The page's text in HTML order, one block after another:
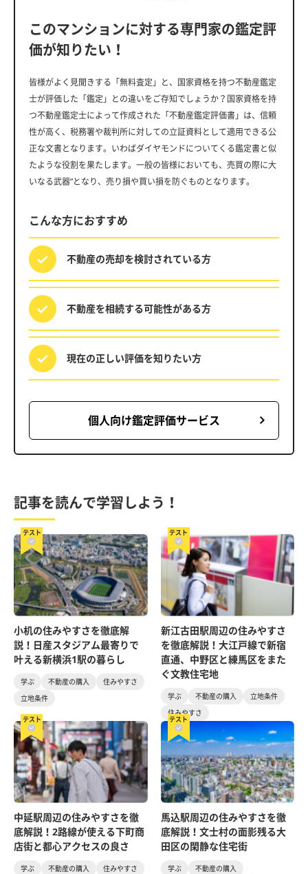
このマンションに対する専門家の鑑定評
価が知りたい！
皆様がよく見聞きする「無料査定」と、国家資格を持つ不動産鑑定
士が評価した「鑑定」との違いをご存知でしょうか？国家資格を持
つ不動産鑑定士によって作成された「不動産鑑定評価書」は、信頼
性が高く、税務署や裁判所に対しての立証資料として適用できる公
正な文書となります。いわばダイヤモンドについてくる鑑定書と似
たような役割を果たします。一般の皆様においても、売買の際に大
いなる武器”となり、売り損や買い損を防ぐものとなります。
こんな方におすすめ
不動産の売却を検討されている方
不動産を相続する可能性がある方
現在の正しい評価を知りたい方
個人向け鑑定評価サービス
記事を読んで学習しよう！
テスト
小机の住みやすさを徹底解
説！日産スタジアム最寄りで
叶える新横浜1駅の暮らし
学ぶ 不動産の購入
住みやすさ
立地条件
テスト
新江古田駅周辺の住みやすさ
を徹底解説！大江戸線で新宿
直通、中野区と練馬区をまた
ぐ文教住宅地
学ぶ 不動産の購入
立地条件
住みやすさ
テスト
中延駅周辺の住みやすさを徹
底解説！2路線が使える下町商
店街と都心アクセスの良さ
学ぶ 不動産の購入 住みやすさ
テスト
馬込駅周辺の住みやすさを徹
底解説！文士村の面影残る大
田区の閑静な住宅街
学ぶ
不動産の購入